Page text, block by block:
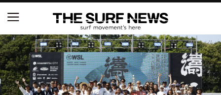
NSAと茅ヶ崎市が包括連携協定を締結 自治体との
協定は全国初、サーフィンを軸に地域活性化へ
【五十嵐カノア独占インタビュー】旧友レオ、ジャ
ックとの豪華プライベートセッション